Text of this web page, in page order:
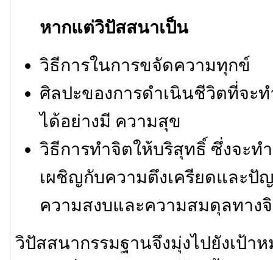
หากแต่วิปัสสนาเป็น
วิธีการในการขจัดความทุกข์
ศิลปะของการดำเนินชีวิตที่จะ
ได้อย่างมี ความสุข
วิธีการทำจิตให้บริสุทธิ์ ซึ่งจะท
เผชิญกับความตึงเครียดและปั
ความสงบและความสมดุลทาง
วิปัสสนากรรมฐานจึงมุ่งไปยังเป้า